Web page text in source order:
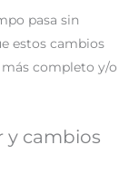
pasa sin
estos cambios
completo y/o
y cambios